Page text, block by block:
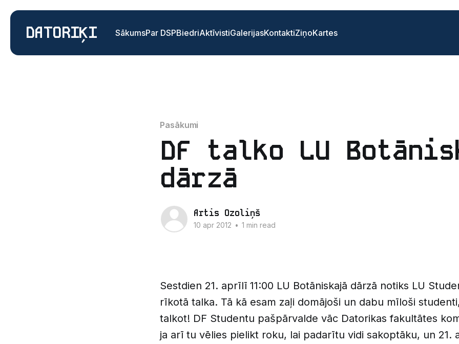
DATORIĶI SākumsPar DSPBiedriAktīvistiGalerijasKontaktiZiņoKartes
Pasākumi
DF talko LU
dārzā
Artis Ozoliņš
10 apr 2012 • 1 min read
Sestdien 21. aprīlī 11:00 LU Botāniskajā dārzā notiks LU
rīkotā talka. Tā kā esam zaļi domājoši un dabu mīloši
talkot! DF Studentu pašpārvalde vāc Datorikas fakultātes
ja arī tu vēlies pielikt roku, lai padarītu vidi sakoptāku, un 21.